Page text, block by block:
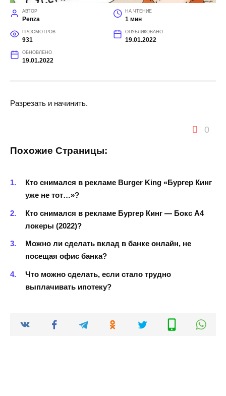
АВТОР
Penza
НА ЧТЕНИЕ
1 мин
ПРОСМОТРОВ
931
ОПУБЛИКОВАНО
19.01.2022
ОБНОВЛЕНО
19.01.2022
Разрезать и начинить.
0
Похожие Страницы:
Кто снимался в рекламе Burger King «Бургер Кинг
уже не тот…»?
Кто снимался в рекламе Бургер Кинг — Бокс А4
локеры (2022)?
Можно ли сделать вклад в банке онлайн, не
посещая офис банка?
Что можно сделать, если стало трудно
выплачивать ипотеку?